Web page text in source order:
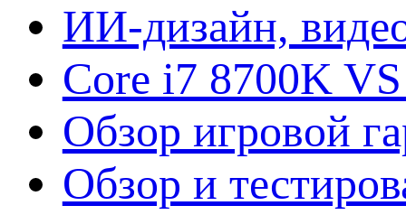
ИИ-дизайн,
Core i7 8700K
Обзор игровой
Обзор и